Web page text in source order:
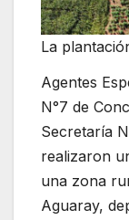
La
Agentes
N°7 de
Secretaría
realizaron
una zona
Aguaray,